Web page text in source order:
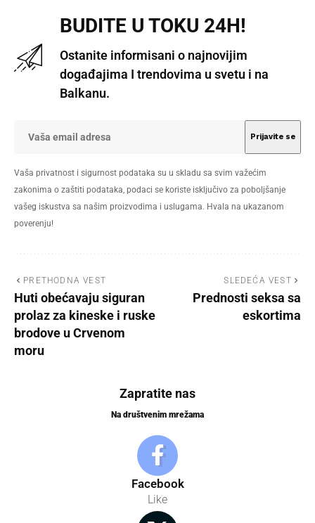
BUDITE U TOKU 24H!
Ostanite informisani o najnovijim
događajima I trendovima u svetu i na
Balkanu.
Vaša privatnost i sigurnost podataka su u skladu sa svim važećim
zakonima o zaštiti podataka, podaci se koriste isključivo za poboljšanje
vašeg iskustva sa našim proizvodima i uslugama. Hvala na ukazanom
poverenju!
PRETHODNA VEST
Huti obećavaju siguran
prolaz za kineske i ruske
brodove u Crvenom
moru
SLEDEĆA VEST
Prednosti seksa sa
eskortima
Zapratite nas
Na društvenim mrežama
Facebook
Like